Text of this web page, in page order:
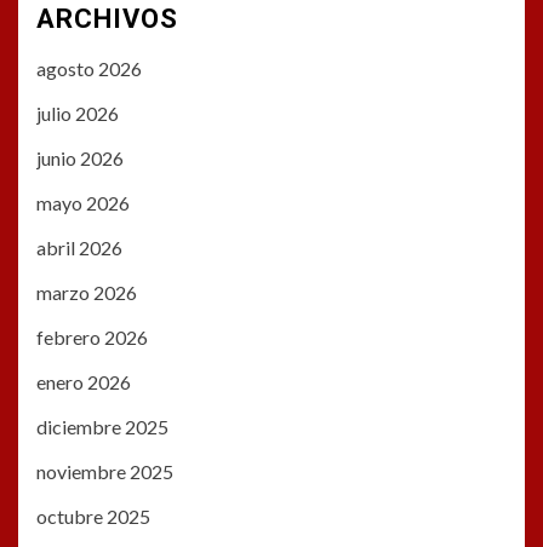
ARCHIVOS
agosto 2026
julio 2026
junio 2026
mayo 2026
abril 2026
marzo 2026
febrero 2026
enero 2026
diciembre 2025
noviembre 2025
octubre 2025